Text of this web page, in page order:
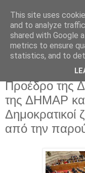
Πέμπτη 4
Χαμός με τις
Προέδρο της
της ΔΗΜΑΡ
Δημοκρατικοί
από την
This site uses
and to analyze
shared with Google
metrics to ensure
statistics, and to